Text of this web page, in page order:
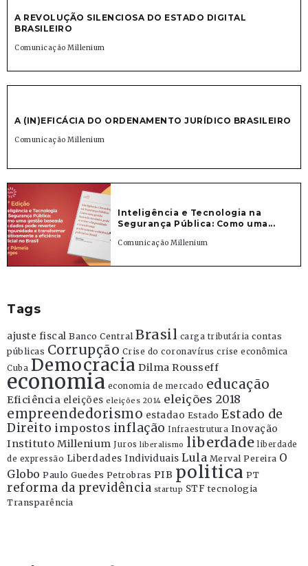
A REVOLUÇÃO SILENCIOSA DO ESTADO DIGITAL
BRASILEIRO
Comunicação Millenium
A (IN)EFICÁCIA DO ORDENAMENTO JURÍDICO BRASILEIRO
Comunicação Millenium
Inteligência e Tecnologia na
Segurança Pública: Como uma...
Comunicação Millenium
Tags
ajuste fiscal Banco Central Brasil carga tributária contas
públicas Corrupção Crise do coronavírus crise econômica
Cuba Democracia Dilma Rousseff
economia economia de mercado educação
Eficiência eleições eleições 2014 eleições 2018
empreendedorismo estadao Estado Estado de
Direito impostos inflação Infraestrutura Inovação
Instituto Millenium Juros liberalismo liberdade liberdade
de expressão Liberdades Individuais Lula Merval Pereira O
Globo Paulo Guedes Petrobras PIB politica PT
reforma da previdência startup STF tecnologia
Transparência